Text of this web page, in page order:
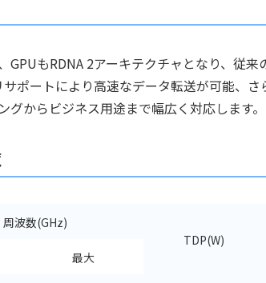
もRDNA 2アーキテクチャとなり、従来
ポートにより高速なデータ転送が可能、さ
からビジネス用途まで幅広く対応します。
周波数(GHz)
TDP(W)
最大